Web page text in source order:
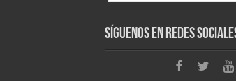
Síguenos en Redes